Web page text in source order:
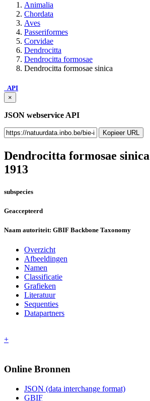
Animalia
Chordata
Aves
Passeriformes
Corvidae
Dendrocitta
Dendrocitta formosae
Dendrocitta formosae sinica
API
×
JSON webservice API
Kopieer URL
Dendrocitta formosae sinica
1913
subspecies
Geaccepteerd
Naam autoriteit: GBIF Backbone Taxonomy
Overzicht
Afbeeldingen
Namen
Classificatie
Grafieken
Literatuur
Sequenties
Datapartners
+
Online Bronnen
JSON (data interchange format)
GBIF